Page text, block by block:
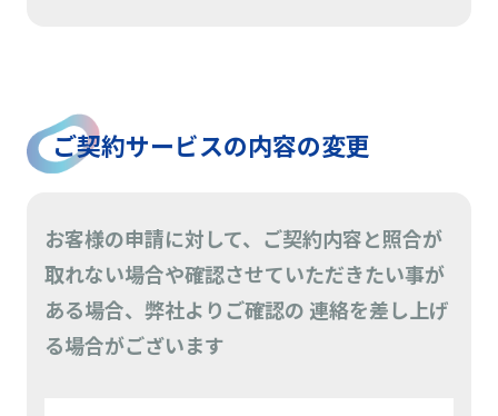
ご契約サービスの内容の変更
お客様の申請に対して、ご契約内容と照合が
取れない場合や確認させていただきたい事が
ある場合、弊社よりご確認の 連絡を差し上げ
る場合がございます